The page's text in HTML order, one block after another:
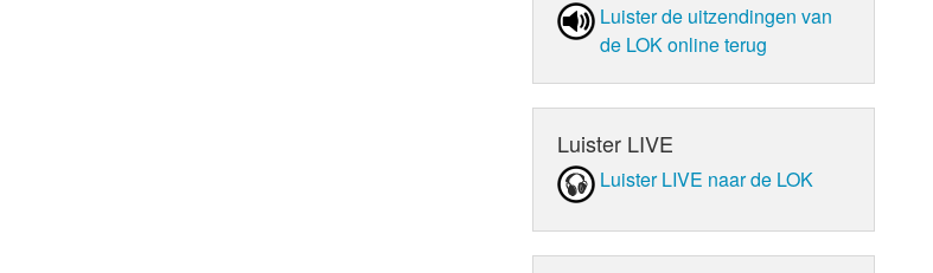
Luister de uit­zen­din­gen van
de LOK online terug
Luister LIVE
Luister LIVE naar de LOK